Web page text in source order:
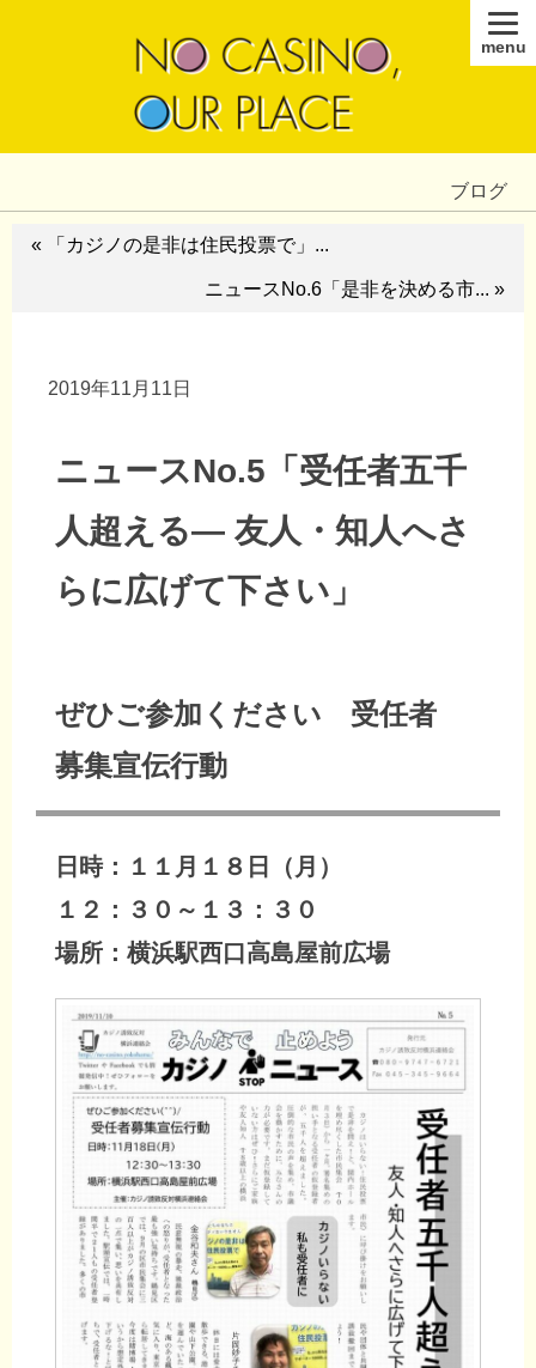
ブログ
« 「カジノの是非は住民投票で」...
ニュースNo.6「是非を決める市... »
2019年11月11日
ニュースNo.5「受任者五千
人超える― 友人・知人へさ
らに広げて下さい」
ぜひご参加ください 受任者
募集宣伝行動
日時：１１月１８日（月）
１２：３０～１３：３０
場所：横浜駅西口高島屋前広場
menu